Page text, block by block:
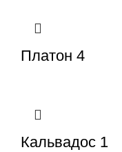
Платон 4
Кальвадос 1